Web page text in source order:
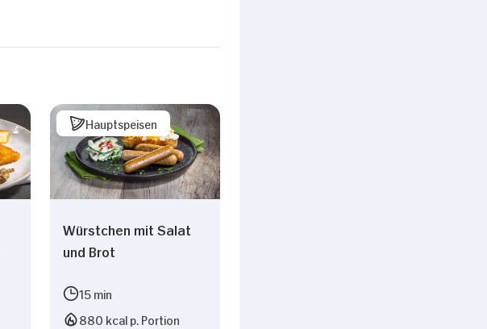
Hauptspeisen
Würstchen mit Salat
und Brot
15 min
880 kcal p. Portion